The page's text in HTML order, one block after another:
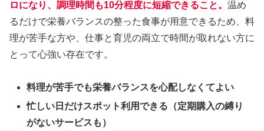
ロになり、調理時間も10分程度に短縮できること。 温め
るだけで栄養バランスの整った食事が用意できるため、料
理が苦手な方や、仕事と育児の両立で時間が取れない方に
とって心強い存在です。
料理が苦手でも栄養バランスを心配しなくてよい
忙しい日だけスポット利用できる（定期購入の縛り
がないサービスも）